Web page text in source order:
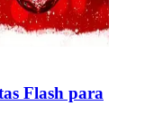
Flash para